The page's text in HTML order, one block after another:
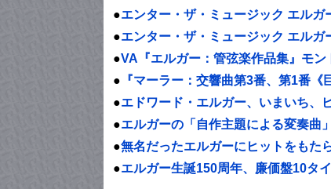
●エンター・ザ・ミュージック エルガ
●エンター・ザ・ミュージック エルガ
●VA『エルガー：管弦楽作品集』モン
● 『マーラー：交響曲第3番、第1番《
●エドワード・エルガー、いまいち、
●エルガーの「自作主題による変奏曲
●無名だったエルガーにヒットをもた
●エルガー生誕150周年、廉価盤10タ